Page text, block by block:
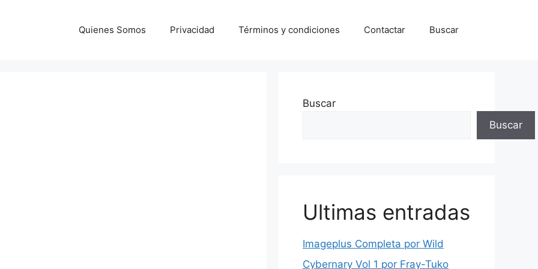
Quienes Somos Privacidad Términos y condiciones Contactar Buscar
Buscar
Buscar
Ultimas entradas
Imageplus Completa por Wild
Cybernary Vol 1 por Fray-Tuko